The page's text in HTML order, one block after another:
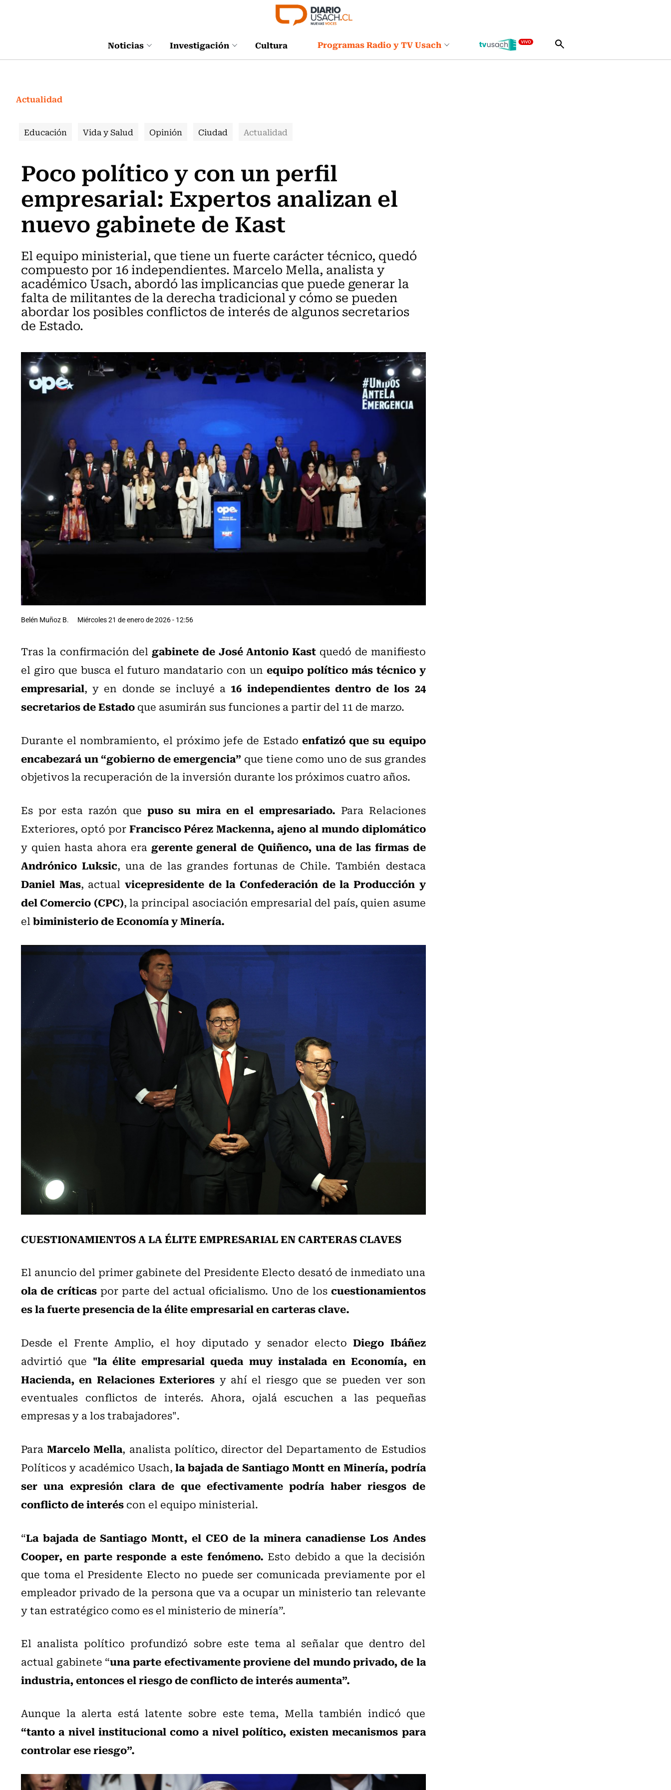
Noticias Investigación Cultura Programas Radio y TV Usach
Actualidad
Educación Vida y Salud Opinión Ciudad Actualidad
Poco político y con un perfil
empresarial: Expertos analizan el
nuevo gabinete de Kast
El equipo ministerial, que tiene un fuerte carácter técnico, quedó
compuesto por 16 independientes. Marcelo Mella, analista y
académico Usach, abordó las implicancias que puede generar la
falta de militantes de la derecha tradicional y cómo se pueden
abordar los posibles conflictos de interés de algunos secretarios
de Estado.
Belén Muñoz B. Miércoles 21 de enero de 2026 - 12:56
Tras la confirmación delgabinete de José Antonio Kast quedó de manifiesto
el giro que busca el futuro mandatario con un equipo político más técnico y
empresarial, y en donde se incluyé a 16 independientes dentro de los 24
secretarios de Estadoque asumirán sus funciones a partir del 11 de marzo.
Durante el nombramiento, el próximo jefe de Estado enfatizó que su equipo
encabezará un “gobierno de emergencia” que tiene como uno de sus grandes
objetivos la recuperación de la inversión durante los próximos cuatro años.
Es por esta razón que puso su mira en el empresariado. Para Relaciones
Exteriores, optó porFrancisco Pérez Mackenna, ajeno al mundo diplomático
y quien hasta ahora era gerente general de Quiñenco, una de las firmas de
Andrónico Luksic, una de las grandes fortunas de Chile. También destaca
Daniel Mas, actual vicepresidente de la Confederación de la Producción y
del Comercio (CPC), la principal asociación empresarial del país, quien asume
elbiministerio de Economía y Minería.
CUESTIONAMIENTOS A LA ÉLITE EMPRESARIAL EN CARTERAS CLAVES
El anuncio del primer gabinete del Presidente Electo desató de inmediato una
ola de críticaspor parte del actual oficialismo. Uno de los cuestionamientos
es la fuerte presencia de la élite empresarial en carteras clave.
Desde el Frente Amplio, el hoy diputado y senador electoDiego Ibáñez
advirtió que "la élite empresarial queda muy instalada en Economía, en
Hacienda, en Relaciones Exteriores y ahí el riesgo que se pueden ver son
eventuales conflictos de interés. Ahora, ojalá escuchen a las pequeñas
empresas y a los trabajadores".
ParaMarcelo Mella, analista político, director del Departamento de Estudios
Políticos y académico Usach,la bajada de Santiago Montt en Minería, podría
ser una expresión clara de que efectivamente podría haber riesgos de
conflicto de interéscon el equipo ministerial.
“La bajada de Santiago Montt, el CEO de la minera canadiense Los Andes
Cooper, en parte responde a este fenómeno. Esto debido a que la decisión
que toma el Presidente Electo no puede ser comunicada previamente por el
empleador privado de la persona que va a ocupar un ministerio tan relevante
y tan estratégico como es el ministerio de minería”.
El analista político profundizó sobre este tema al señalar que dentro del
actual gabinete “una parte efectivamente proviene del mundo privado, de la
industria, entonces el riesgo de conflicto de interés aumenta”.
Aunque la alerta está latente sobre este tema, Mella también indicó que
“tanto a nivel institucional como a nivel político, existen mecanismos para
controlar ese riesgo”.